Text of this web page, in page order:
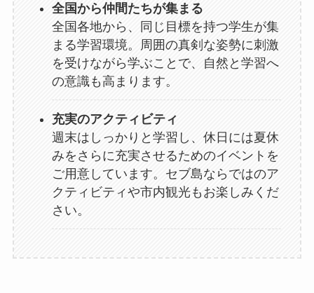
全国から仲間たちが集まる
全国各地から、同じ目標を持つ学生が集
まる学習環境。周囲の真剣な姿勢に刺激
を受けながら学ぶことで、自然と学習へ
の意識も高まります。
充実のアクティビティ
週末はしっかりと学習し、休日には夏休
みをさらに充実させるためのイベントを
ご用意しています。セブ島ならではのア
クティビティや市内観光もお楽しみくだ
さい。